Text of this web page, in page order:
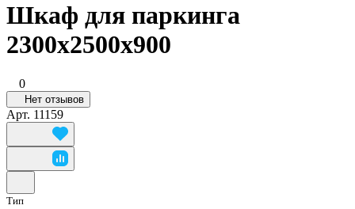
Шкаф для паркинга
2300х2500х900
0
Нет отзывов
Арт. 11159
Тип